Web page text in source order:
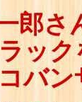
郎さ
ラッ
コバ